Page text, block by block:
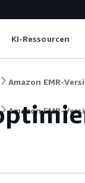
KI-Ressourcen
Amazon EMR-
Amazon EMR-